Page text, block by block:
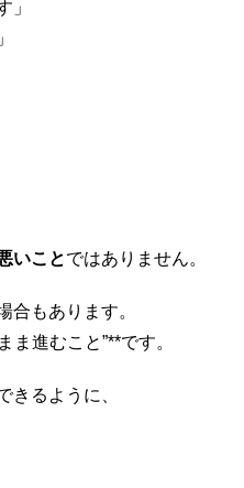
」
いことではありません。
合もあります。
進むこと”**です。
きるように、